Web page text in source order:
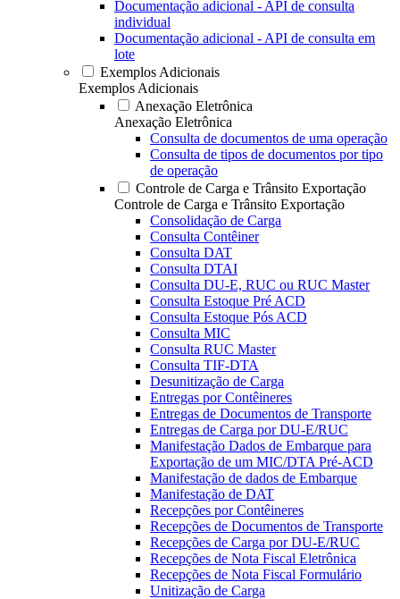
Documentação adicional - API de consulta
individual
Documentação adicional - API de consulta em
lote
Exemplos Adicionais
Exemplos Adicionais
Anexação Eletrônica
Anexação Eletrônica
Consulta de documentos de uma operação
Consulta de tipos de documentos por tipo
de operação
Controle de Carga e Trânsito Exportação
Controle de Carga e Trânsito Exportação
Consolidação de Carga
Consulta Contêiner
Consulta DAT
Consulta DTAI
Consulta DU-E, RUC ou RUC Master
Consulta Estoque Pré ACD
Consulta Estoque Pós ACD
Consulta MIC
Consulta RUC Master
Consulta TIF-DTA
Desunitização de Carga
Entregas por Contêineres
Entregas de Documentos de Transporte
Entregas de Carga por DU-E/RUC
Manifestação Dados de Embarque para
Exportação de um MIC/DTA Pré-ACD
Manifestação de dados de Embarque
Manifestação de DAT
Recepções por Contêineres
Recepções de Documentos de Transporte
Recepções de Carga por DU-E/RUC
Recepções de Nota Fiscal Eletrônica
Recepções de Nota Fiscal Formulário
Unitização de Carga